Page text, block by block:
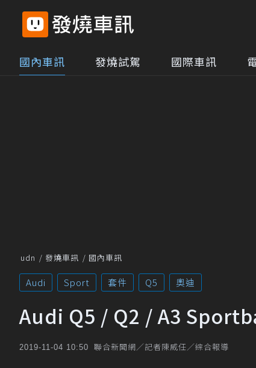
國內車訊 發燒試駕 國際車訊
udn 發燒車訊 國內車訊
Audi Sport 套件 Q5 奧迪
Audi Q5 / Q2 / A3
2019-11-04 10:50 聯合新聞網／記者陳威任／綜合報導